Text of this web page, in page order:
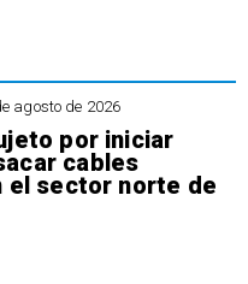
agosto de 2026
por iniciar
cables
el sector norte de